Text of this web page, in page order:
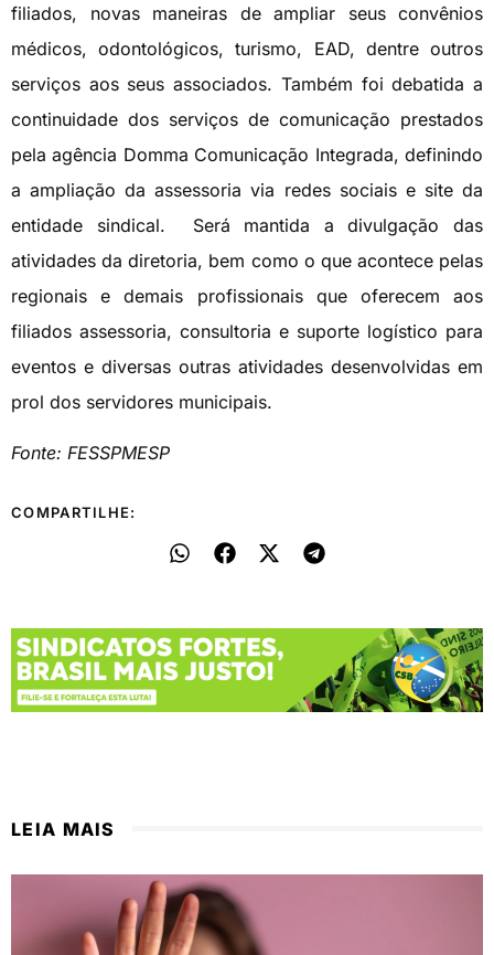
filiados, novas maneiras de ampliar seus convênios
médicos, odontológicos, turismo, EAD, dentre outros
serviços aos seus associados. Também foi debatida a
continuidade dos serviços de comunicação prestados
pela agência Domma Comunicação Integrada, definindo
a ampliação da assessoria via redes sociais e site da
entidade sindical. Será mantida a divulgação das
atividades da diretoria, bem como o que acontece pelas
regionais e demais profissionais que oferecem aos
filiados assessoria, consultoria e suporte logístico para
eventos e diversas outras atividades desenvolvidas em
prol dos servidores municipais.
Fonte: FESSPMESP
COMPARTILHE:
LEIA MAIS